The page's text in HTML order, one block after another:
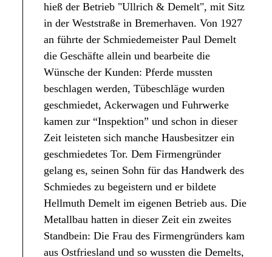
hieß der Betrieb "Ullrich & Demelt", mit Sitz
in der Weststraße in Bremerhaven. Von 1927
an führte der Schmiedemeister Paul Demelt
die Geschäfte allein und bearbeite die
Wünsche der Kunden: Pferde mussten
beschlagen werden, Tübeschläge wurden
geschmiedet, Ackerwagen und Fuhrwerke
kamen zur “Inspektion” und schon in dieser
Zeit leisteten sich manche Hausbesitzer ein
geschmiedetes Tor. Dem Firmengründer
gelang es, seinen Sohn für das Handwerk des
Schmiedes zu begeistern und er bildete
Hellmuth Demelt im eigenen Betrieb aus. Die
Metallbau hatten in dieser Zeit ein zweites
Standbein: Die Frau des Firmengründers kam
aus Ostfriesland und so wussten die Demelts,